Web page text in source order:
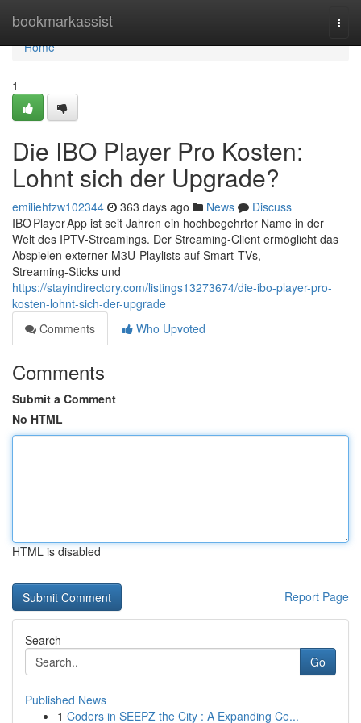
bookmarkassist
Home
Home
1
Die IBO Player Pro Kosten:
Lohnt sich der Upgrade?
emiliehfzw102344 363 days ago News
Discuss
IBO Player App ist seit Jahren ein hochbegehrter Name in der
Welt des IPTV‑Streamings. Der Streaming‑Client ermöglicht das
Abspielen externer M3U‑Playlists auf Smart‑TVs,
Streaming‑Sticks und
https://stayindirectory.com/listings13273674/die-ibo-player-pro-
kosten-lohnt-sich-der-upgrade
Comments
Who Upvoted
Comments
Submit a Comment
No HTML
HTML is disabled
Report Page
Search
Go
Published News
1 Coders in SEEPZ the City : A Expanding Ce...